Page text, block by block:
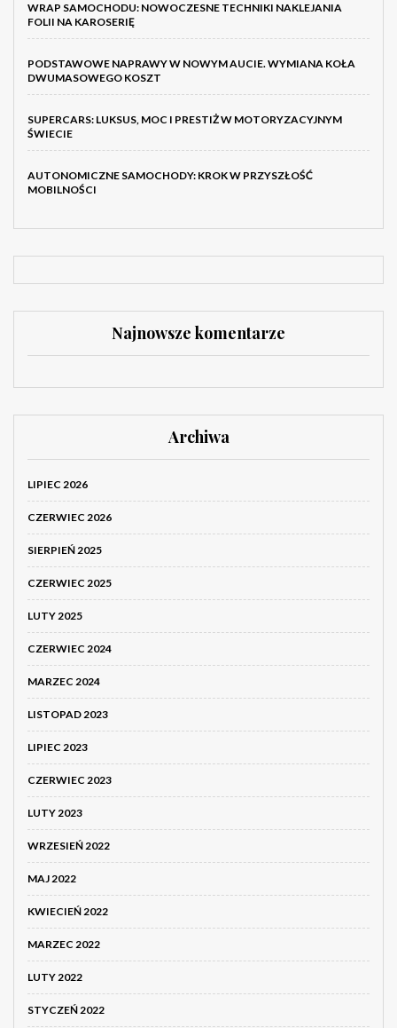
WRAP SAMOCHODU: NOWOCZESNE TECHNIKI NAKLEJANIA
FOLII NA KAROSERIĘ
PODSTAWOWE NAPRAWY W NOWYM AUCIE. WYMIANA KOŁA
DWUMASOWEGO KOSZT
SUPERCARS: LUKSUS, MOC I PRESTIŻ W MOTORYZACYJNYM
ŚWIECIE
AUTONOMICZNE SAMOCHODY: KROK W PRZYSZŁOŚĆ
MOBILNOŚCI
Najnowsze komentarze
Archiwa
LIPIEC 2026
CZERWIEC 2026
SIERPIEŃ 2025
CZERWIEC 2025
LUTY 2025
CZERWIEC 2024
MARZEC 2024
LISTOPAD 2023
LIPIEC 2023
CZERWIEC 2023
LUTY 2023
WRZESIEŃ 2022
MAJ 2022
KWIECIEŃ 2022
MARZEC 2022
LUTY 2022
STYCZEŃ 2022